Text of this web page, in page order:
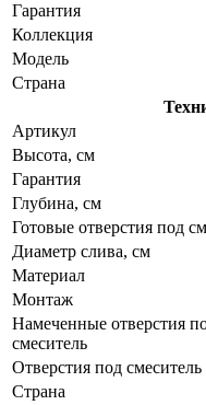
Гарантия
Коллекция
Модель
Страна
Артикул
Высота, см
Гарантия
Глубина, см
Готовые отверстия под
Диаметр слива, см
Материал
Монтаж
Намеченные отверстия
смеситель
Отверстия под смеситель
Страна